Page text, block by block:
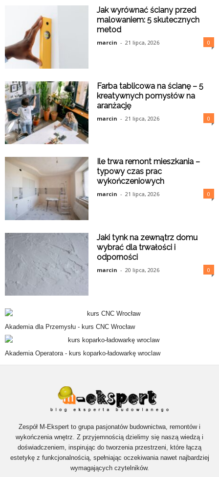
Jak wyrównać ściany przed
malowaniem: 5 skutecznych
metod
marcin - 21 lipca, 2026 0
Farba tablicowa na ścianę – 5
kreatywnych pomysłów na
aranżację
marcin - 21 lipca, 2026 0
Ile trwa remont mieszkania –
typowy czas prac
wykończeniowych
marcin - 21 lipca, 2026 0
Jaki tynk na zewnątrz domu
wybrać dla trwałości i
odporności
marcin - 20 lipca, 2026 0
Akademia dla Przemysłu - kurs CNC Wrocław
Akademia Operatora - kurs koparko-ładowarkę wroclaw
Zespół M-Ekspert to grupa pasjonatów budownictwa, remontów i
wykończenia wnętrz. Z przyjemnością dzielimy się naszą wiedzą i
doświadczeniem, inspirując do tworzenia przestrzeni, które łączą
estetykę z funkcjonalnością, spełniając oczekiwania nawet najbardziej
wymagających czytelników.